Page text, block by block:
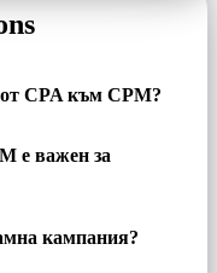
CPA към CPM?
е важен за
кампания?